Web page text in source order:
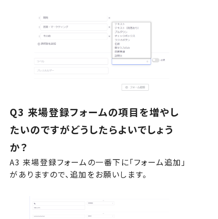
Backyard
向け操作マニュアル
Company
Front
Q3 来場登録フォームの項目を増やし
たいのですがどうしたらよいでしょう
か？
A3 来場登録フォームの一番下に「フォーム追加」
がありますので、追加をお願いします。